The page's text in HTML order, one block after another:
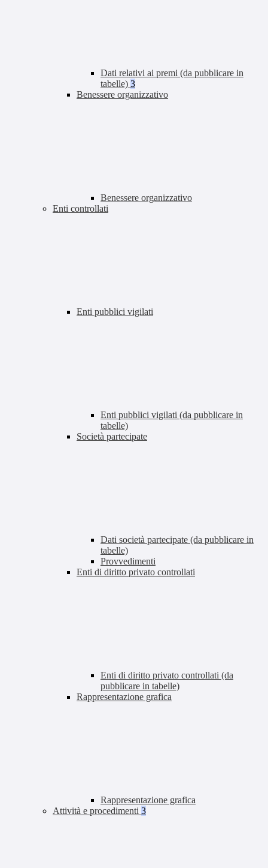
Dati relativi ai premi (da pubblicare in
tabelle) 3
Benessere organizzativo
Benessere organizzativo
Enti controllati
Enti pubblici vigilati
Enti pubblici vigilati (da pubblicare in
tabelle)
Società partecipate
Dati società partecipate (da pubblicare in
tabelle)
Provvedimenti
Enti di diritto privato controllati
Enti di diritto privato controllati (da
pubblicare in tabelle)
Rappresentazione grafica
Rappresentazione grafica
Attività e procedimenti 3